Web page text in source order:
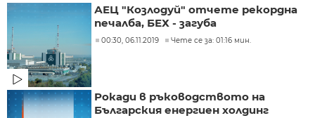
АЕЦ "Козлодуй" отчете рекордна
печалба, БЕХ - загуба
00:30, 06.11.2019 Чете се за: 01:16 мин.
Рокади в ръководството на
Българския енергиен холдинг